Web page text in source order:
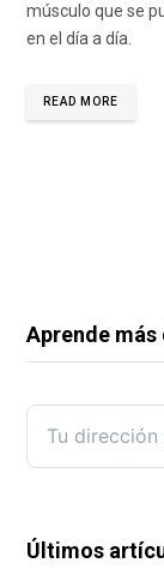
músculo que se
en el día a día.
READ MORE
Aprende
Últimos